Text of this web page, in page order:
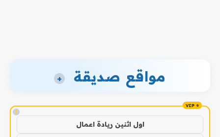
مواقع صديقة +
!
اول اثنين ريادة اعمال